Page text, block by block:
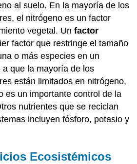
al suelo. En la mayoría de los
el nitrógeno es un factor
vegetal. Unfactor
factor que restringe el tamaño
o más especies en un
que la mayoría de los
están limitados en nitrógeno,
es un importante control de la
nutrientes que se reciclan
incluyen fósforo, potasio y
Ecosistémicos